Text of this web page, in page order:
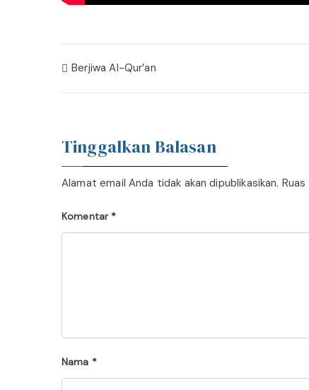
Navigasi
Berjiwa Al-Qur’an
Tinggalkan Balasan
Alamat email Anda tidak akan dipublikasikan.
Komentar *
Nama *